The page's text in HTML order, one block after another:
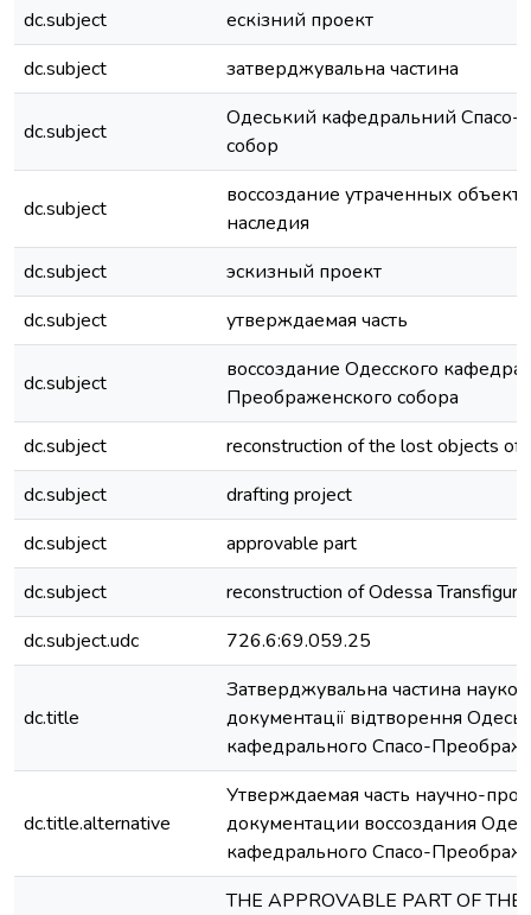
dc.subject
ескізний проект
dc.subject
затверджувальна частина
dc.subject
Одеський кафедральний
собор
dc.subject
воссоздание утраченных
наследия
dc.subject
эскизный проект
dc.subject
утверждаемая часть
dc.subject
воссоздание Одесского
Преображенского собора
dc.subject
reconstruction of the lost objects of
dc.subject
drafting project
dc.subject
approvable part
dc.subject
reconstruction of Odessa
dc.subject.udc
726.6:69.059.25
dc.title
Затверджувальна частина
документації відтворення
кафедрального Спасо-
dc.title.alternative
Утверждаемая часть научно-
документации воссоздания
кафедрального Спасо-
THE APPROVABLE PART OF THE